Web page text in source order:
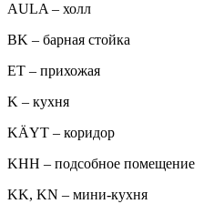
AULA – холл
BK – барная стойка
ET – прихожая
K – кухня
KÄYT – коридор
KHH – подсобное помещение
KK, KN – мини-кухня